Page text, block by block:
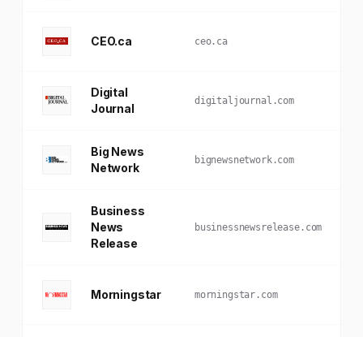
CEO.ca ceo.ca
Digital
Journal
digitaljournal.com
Big News
Network
bignewsnetwork.com
Business
News
Release
businessnewsrelease.com
Morningstar morningstar.com